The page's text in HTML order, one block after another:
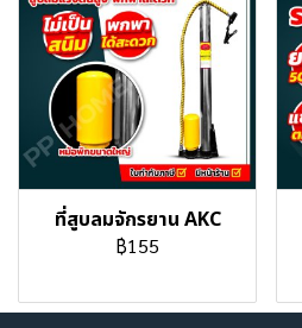
ที่สูบลมจักรยาน AKC
฿155